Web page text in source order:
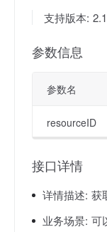
支持版本:
参数信息
参数名
resourceID
接口详情
详情描述: 获
业务场景: 可